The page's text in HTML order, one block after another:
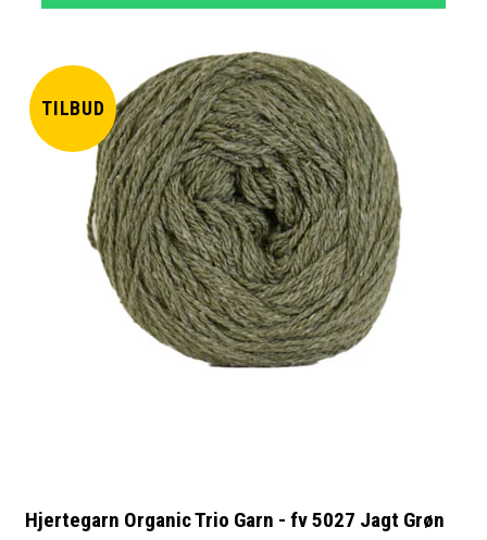
TILBUD
Hjertegarn Organic Trio Garn - fv 5027 Jagt Grøn